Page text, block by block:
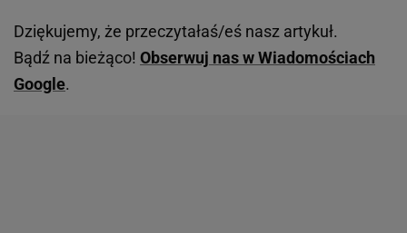
Dziękujemy, że przeczytałaś/eś nasz artykuł.
Bądź na bieżąco! Obserwuj nas w Wiadomościach
Google.